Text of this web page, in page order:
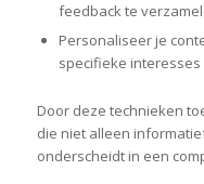
feedback te
Personaliseer je
specifieke
Door deze technieken
die niet alleen
onderscheidt in een